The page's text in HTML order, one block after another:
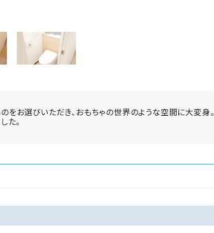
お選びいただき、おもちゃの世界のような空間に大変身。
た。